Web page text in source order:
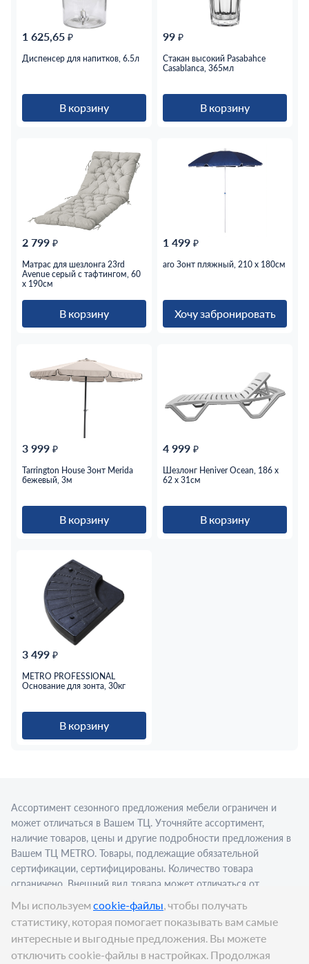
1 625,65 ₽
Диспенсер для напитков, 6.5л
В корзину
99 ₽
Стакан высокий Pasabahce
Casablanca, 365мл
В корзину
2 799 ₽
Матрас для шезлонга 23rd
Avenue серый с тафтингом, 60
x 190см
В корзину
1 499 ₽
aro Зонт пляжный, 210 x 180см
Хочу забронировать
3 999 ₽
Tarrington House Зонт Merida
бежевый, 3м
В корзину
4 999 ₽
Шезлонг Heniver Ocean, 186 x
62 x 31см
В корзину
3 499 ₽
METRO PROFESSIONAL
Основание для зонта, 30кг
В корзину
Ассортимент сезонного предложения мебели ограничен и
может отличаться в Вашем ТЦ. Уточняйте ассортимент,
наличие товаров, цены и другие подробности предложения в
Вашем ТЦ МЕТRО. Товары, подлежащие обязательной
сертификации, сертифицированы. Количество товара
ограничено. Внешний вид товара может отличаться от
изображения в рекламном материале. Для приобретения
алкогольной продукции для последующей реализации
требуется алкогольная лицензия. Представлен пример
сервировки в стационарном торговом объекте.
Мы используем cookie-файлы, чтобы получать
статистику, которая помогает показывать вам самые
интересные и выгодные предложения. Вы можете
отключить cookie-файлы в настройках. Продолжая